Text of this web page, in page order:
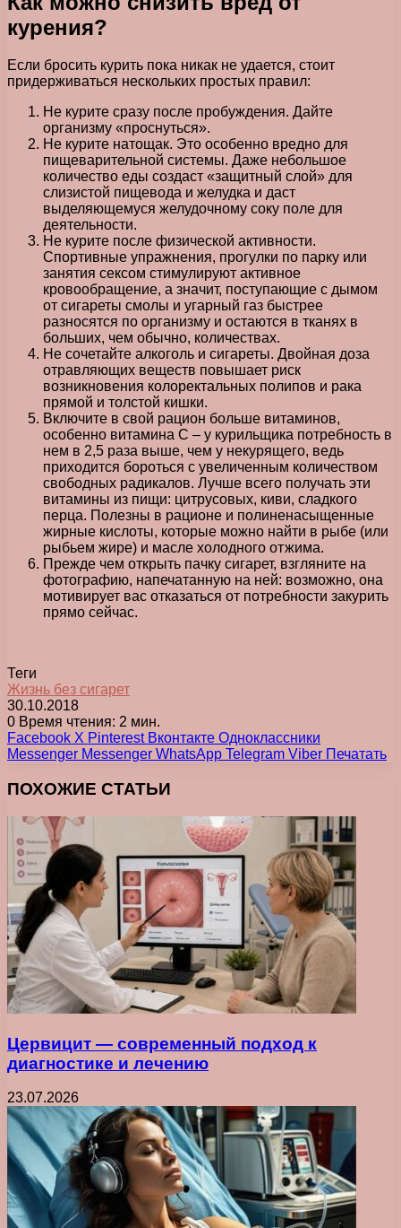
курения?
Если бросить курить пока никак не удается, стоит
придерживаться нескольких простых правил:
Не курите сразу после пробуждения. Дайте
организму «проснуться».
Не курите натощак. Это особенно вредно для
пищеварительной системы. Даже небольшое
количество еды создаст «защитный слой» для
слизистой пищевода и желудка и даст
выделяющемуся желудочному соку поле для
деятельности.
Не курите после физической активности.
Спортивные упражнения, прогулки по парку или
занятия сексом стимулируют активное
кровообращение, а значит, поступающие с дымом
от сигареты смолы и угарный газ быстрее
разносятся по организму и остаются в тканях в
больших, чем обычно, количествах.
Не сочетайте алкоголь и сигареты. Двойная доза
отравляющих веществ повышает риск
возникновения колоректальных полипов и рака
прямой и толстой кишки.
Включите в свой рацион больше витаминов,
особенно витамина С – у курильщика потребность в
нем в 2,5 раза выше, чем у некурящего, ведь
приходится бороться с увеличенным количеством
свободных радикалов. Лучше всего получать эти
витамины из пищи: цитрусовых, киви, сладкого
перца. Полезны в рационе и полиненасыщенные
жирные кислоты, которые можно найти в рыбе (или
рыбьем жире) и масле холодного отжима.
Прежде чем открыть пачку сигарет, взгляните на
фотографию, напечатанную на ней: возможно, она
мотивирует вас отказаться от потребности закурить
прямо сейчас.
Теги
Жизнь без сигарет
30.10.2018
0 Время чтения: 2 мин.
Facebook X Pinterest Вконтакте Одноклассники
Messenger Messenger WhatsApp Telegram Viber Печатать
ПОХОЖИЕ СТАТЬИ
Цервицит — современный подход к
диагностике и лечению
23.07.2026